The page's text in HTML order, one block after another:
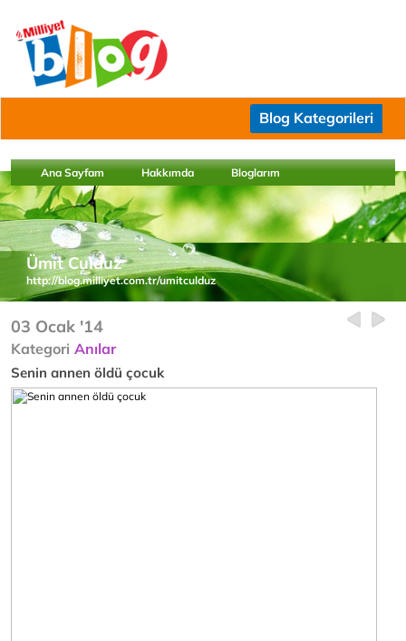
Blog Kategorileri
Ana Sayfam Hakkımda Bloglarım
Ümit Culduz
http://blog.milliyet.com.tr/umitculduz
03 Ocak '14
Kategori Anılar
Senin annen öldü çocuk